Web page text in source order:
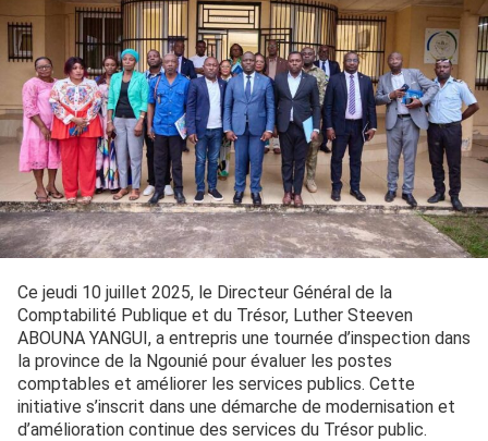
Ce jeudi 10 juillet 2025, le Directeur Général de la
Comptabilité Publique et du Trésor, Luther Steeven
ABOUNA YANGUI, a entrepris une tournée d’inspection dans
la province de la Ngounié pour évaluer les postes
comptables et améliorer les services publics. Cette
initiative s’inscrit dans une démarche de modernisation et
d’amélioration continue des services du Trésor public.